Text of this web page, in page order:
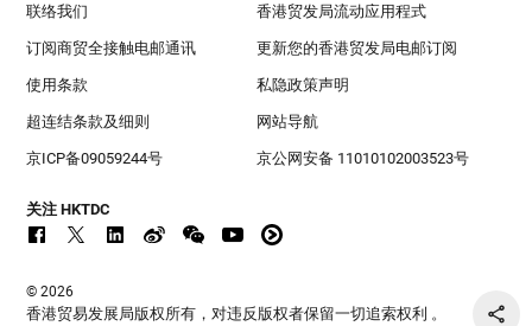
联络我们 香港贸发局流动应用程式
订阅商贸全接触电邮通讯 更新您的香港贸发局电邮订阅
使用条款 私隐政策声明
超连结条款及细则 网站导航
京ICP备09059244号 京公网安备 11010102003523号
关注 HKTDC
© 2026
香港贸易发展局版权所有，对违反版权者保留一切追索权利 。